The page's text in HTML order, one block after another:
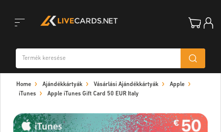
navigation
Home Ajándékkártyák Vásárlási Ajándékkártyák
Apple
iTunes
Apple iTunes Gift Card 50 EUR Italy